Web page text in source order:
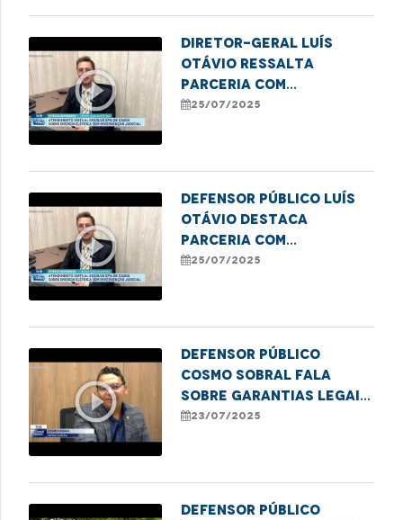
play_circle_outline
Diretor-Geral Luís
Otávio ressalta
parceria com
Equatorial para
25/07/2025
play_circle_outline
Defensor público Luís
Otávio destaca
parceria com
Equatorial para
25/07/2025
play_circle_outline
Defensor público
Cosmo Sobral fala
sobre garantias legais
para proteção da
23/07/2025
Defensor público